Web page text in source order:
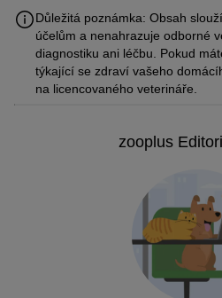
Důležitá poznámka: Obsah
účelům a nenahrazuje odborné
diagnostiku ani léčbu. Pokud
týkající se zdraví vašeho
na licencovaného veterináře.
zooplus